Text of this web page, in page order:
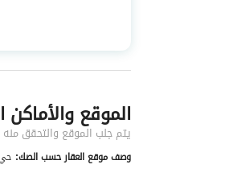
نوع العقار
خدمات العقار
كهرباء
نعم
الموقع والأماكن
يتم جلب الموقع والتحقق منه
وصف موقع العقار حسب الصك: